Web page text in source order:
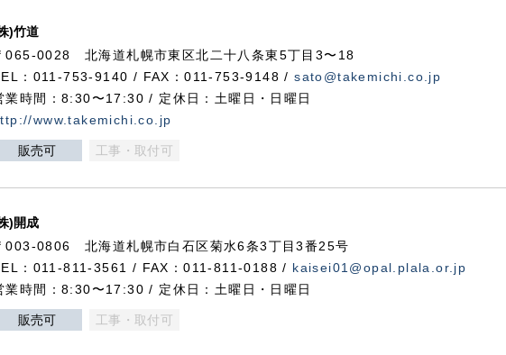
)竹道
065-0028 北海道札幌市東区北二十八条東5丁目3〜18
：011-753-9140 / FAX：011-753-9148 /sato@takemichi.co.jp
業時間：8:30〜17:30 / 定休日：土曜日・日曜日
www.takemichi.co.jp
販売可 工事・取付可
)開成
003-0806 北海道札幌市白石区菊水6条3丁目3番25号
：011-811-3561 / FAX：011-811-0188 / kaisei01@opal.plala.or.jp
業時間：8:30〜17:30 / 定休日：土曜日・日曜日
販売可 工事・取付可